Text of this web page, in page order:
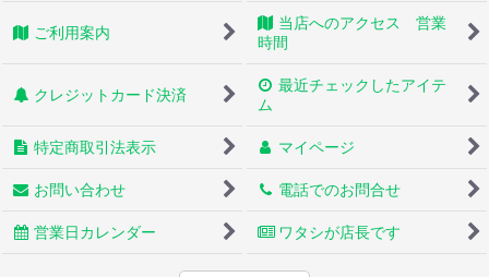
ご利用案内
当店へのアクセス 営業
時間
クレジットカード決済
最近チェックしたアイテ
ム
特定商取引法表示 マイページ
お問い合わせ 電話でのお問合せ
営業日カレンダー ワタシが店長です